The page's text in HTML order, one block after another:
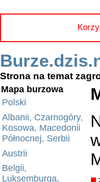
Strona na temat
Mapa burzowa
Polski
Albanii, Czarnogóry,
Kosowa, Macedonii
Północnej, Serbii
Austrii
Belgii,
Luksemburga,